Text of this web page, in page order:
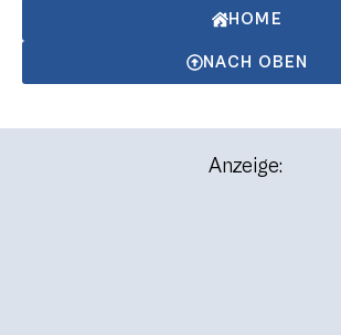
HOME
NACH OBEN
Anzeige: